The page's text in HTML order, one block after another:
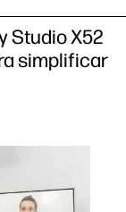
Studio X52
simplificar